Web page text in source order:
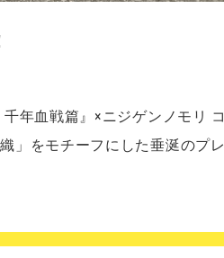
年血戦篇』×ニジゲンノモリ コ
」をモチーフにした垂涎のプレ